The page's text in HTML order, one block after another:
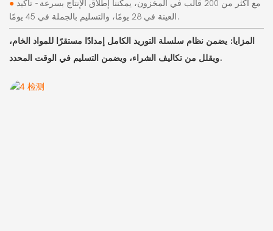
● مع أكثر من 200 قالب في المخزون، يمكننا إطلاق الإنتاج بسرعة - تأكيد
العينة في 28 يومًا، والتسليم بالجملة في 45 يومًا.
المزايا: يضمن نظام سلسلة التوريد الكامل إمدادًا مستقرًا للمواد الخام،
ويقلل من تكاليف الشراء، ويضمن التسليم في الوقت المحدد.